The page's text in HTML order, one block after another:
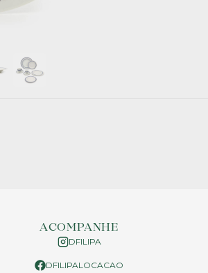
ACOMPANHE
DFILIPA
DFILIPALOCACAO